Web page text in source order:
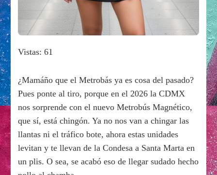
Vistas: 61
¿Mamáño que el Metrobás ya es cosa del pasado?
Pues ponte al tiro, porque en el 2026 la CDMX
nos sorprende con el nuevo Metrobús Magnético,
que sí, está chingón. Ya no nos van a chingar las
llantas ni el tráfico bote, ahora estas unidades
levitan y te llevan de la Condesa a Santa Marta en
un plis. O sea, se acabó eso de llegar sudado hecho